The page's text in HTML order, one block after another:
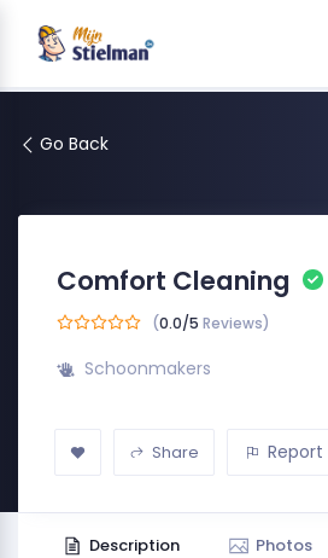
Go Back
Comfort Cleaning
(0.0/5 Reviews)
Schoonmakers
Share Report
Description Photos